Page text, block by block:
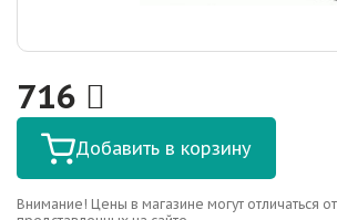
716
Добавить в корзину
Внимание! Цены в магазине могут отличаться